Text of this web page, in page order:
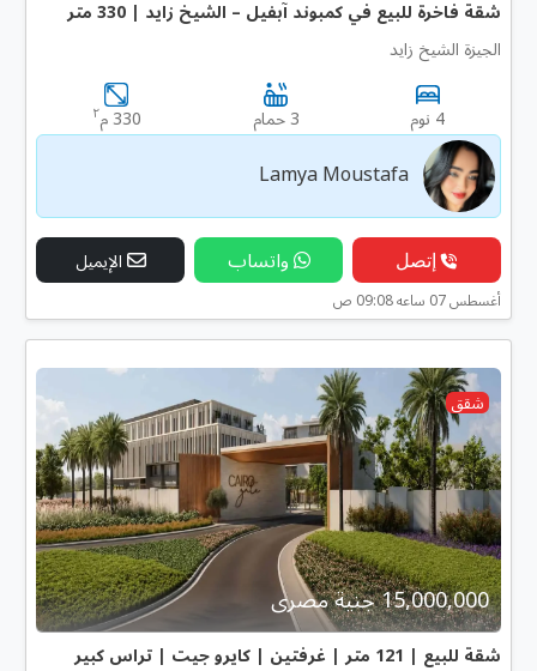
شقة فاخرة للبيع في كمبوند آبفيل – الشيخ زايد | 330 متر
الجيزة الشيخ زايد
4 نوم 3 حمام 330 م ٢
Lamya Moustafa
إتصل واتساب الإيميل
أغسطس 07 ساعه 09:08 ص
شقق
15,000,000 جنية مصرى
شقة للبيع | 121 متر | غرفتين | كايرو جيت | تراس كبير